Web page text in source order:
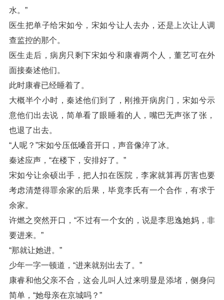
水。”
医生把单子给宋如兮，宋如兮让人去办，还是上次让人调
查监控的那个。
医生走后，病房只剩下宋如兮和康睿两个人，董艺可在外
面接秦述他们。
此时康睿已经睡着了。
大概半个小时，秦述他们到了，刚推开病房门，宋如兮示
意他们出去说，简单看了眼睡着的人，嘴巴无声张了张，
也退了出去。
“人呢？”宋如兮压低嗓音开口，声音像淬了冰。
秦述应声，“在楼下，安排好了。”
宋如兮让余硕出手，把人扣在医院，李家就算再厉害也要
考虑清楚得罪余家的后果，毕竟李氏有一个合作，有求于
余家。
许燃之突然开口，“不过有一个女的，说是李思逸她妈，非
要进来。”
“那就让她进。”
少年一字一顿道，“进来就别出去了。”
康睿和他父亲不合，这会儿叫人过来明显是添堵，侧身问
简单，“她母亲在京城吗？”